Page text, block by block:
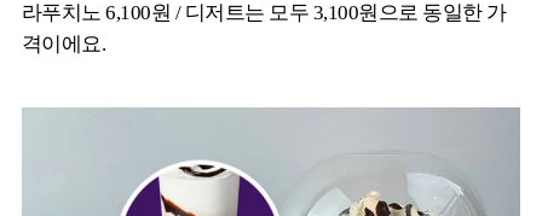
라푸치노 6,100원 / 디저트는 모두 3,100원으로 동일한 가
격이에요.